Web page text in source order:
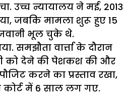
उच्च न्यायालय ने मई, 2013
जबकि मामला शुरू हुए 15
भूल चुके थे.
समझौता वार्त्ता के दौरान
को देने की पेशकश की और
करने का प्रस्ताव रखा,
कोर्ट में 6 साल लग गए.